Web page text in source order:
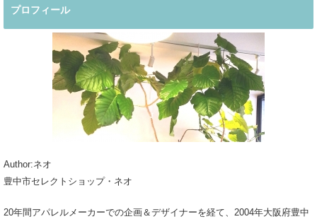
プロフィール
Author:ネオ
豊中市セレクトショップ・ネオ
20年間アパレルメーカーでの企画＆デザイナーを経て、2004年大阪府豊中